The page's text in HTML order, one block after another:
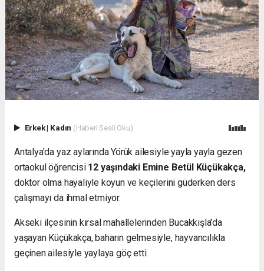
Erkek| Kadın (Haberi Sesli Oku)
Antalya'da yaz aylarında Yörük ailesiyle yayla yayla gezen
ortaokul öğrencisi 12 yaşındaki Emine Betül Küçükakça,
doktor olma hayaliyle koyun ve keçilerini güderken ders
çalışmayı da ihmal etmiyor.
Akseki ilçesinin kırsal mahallelerinden Bucakkışla'da
yaşayan Küçükakça, baharın gelmesiyle, hayvancılıkla
geçinen ailesiyle yaylaya göç etti.